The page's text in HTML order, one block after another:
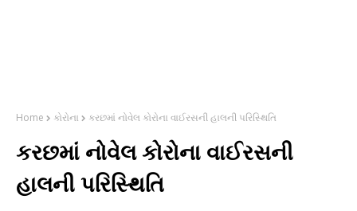
Home કોરોના કરછમાં નોવેલ કોરોના વાઈરસની હાલની પરિસ્થિતિ
કરછમાં નોવેલ કોરોના વાઈરસની
હાલની પરિસ્થિતિ